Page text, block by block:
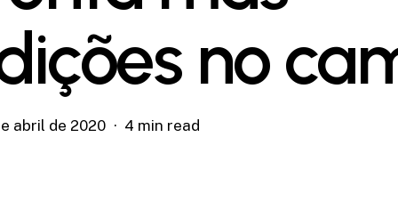
no
abril de 2020 4 min read